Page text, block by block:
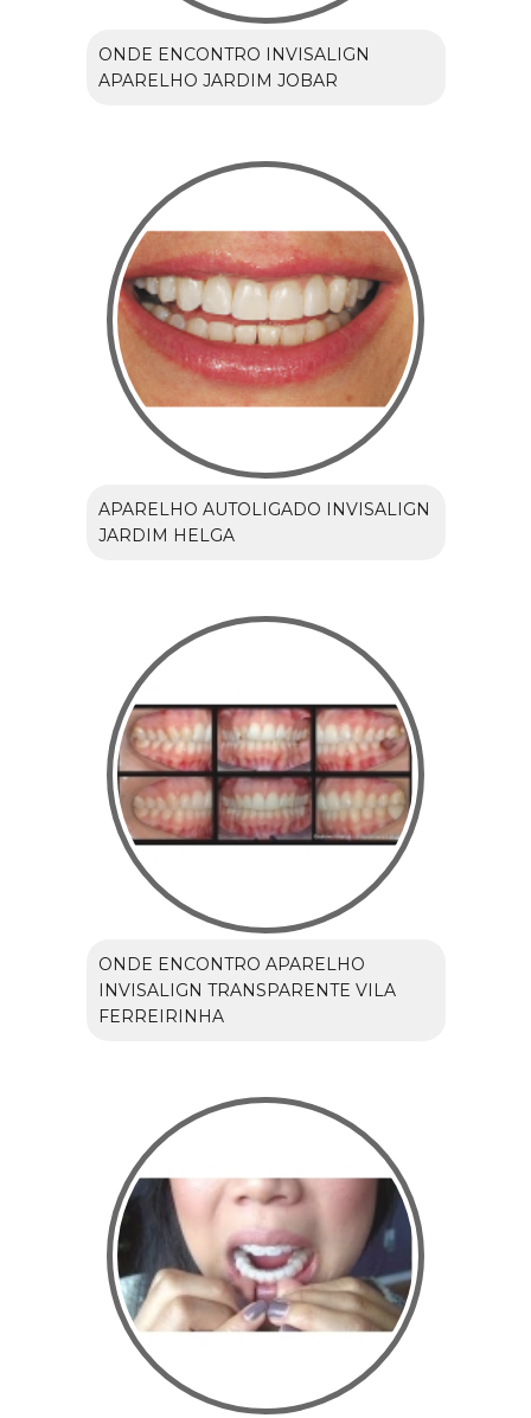
ONDE ENCONTRO INVISALIGN
APARELHO JARDIM JOBAR
APARELHO AUTOLIGADO INVISALIGN
JARDIM HELGA
ONDE ENCONTRO APARELHO
INVISALIGN TRANSPARENTE VILA
FERREIRINHA